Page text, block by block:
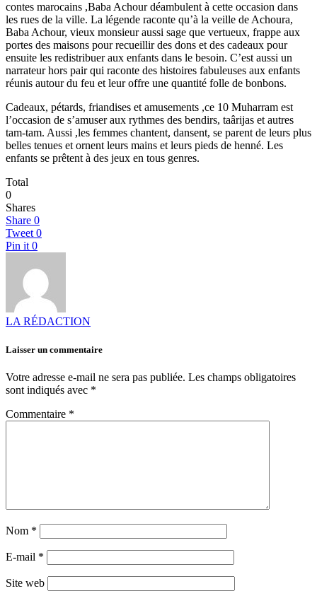
contes marocains ,Baba Achour déambulent à cette occasion dans
les rues de la ville. La légende raconte qu’à la veille de Achoura,
Baba Achour, vieux monsieur aussi sage que vertueux, frappe aux
portes des maisons pour recueillir des dons et des cadeaux pour
ensuite les redistribuer aux enfants dans le besoin. C’est aussi un
narrateur hors pair qui raconte des histoires fabuleuses aux enfants
réunis autour du feu et leur offre une quantité folle de bonbons.
Cadeaux, pétards, friandises et amusements ,ce 10 Muharram est
l’occasion de s’amuser aux rythmes des bendirs, taârijas et autres
tam-tam. Aussi ,les femmes chantent, dansent, se parent de leurs plus
belles tenues et ornent leurs mains et leurs pieds de henné. Les
enfants se prêtent à des jeux en tous genres.
Total
0
Shares
Share 0
Tweet 0
Pin it 0
LA RÉDACTION
Laisser un commentaire
Votre adresse e-mail ne sera pas publiée. Les champs obligatoires
sont indiqués avec *
Commentaire *
Nom *
E-mail *
Site web